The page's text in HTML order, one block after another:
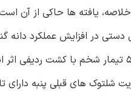
یافته ها حاکی از آن
دستی در افزایش عملکرد دانه
مقایسه با دیگر 5 تیمار شخم با کشت ردیفی
شلتوک های قبلی پنبه دارای